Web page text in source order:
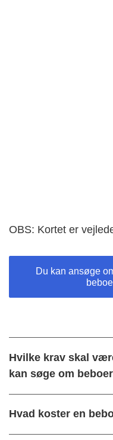
OBS: Kortet er
Du kan ansøge
Hvilke krav skal
kan søge om
Hvad koster en